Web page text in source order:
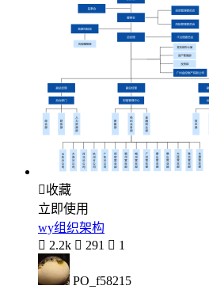
收藏
立即使用
wy组织架构
 2.2k  291  1
PO_f58215